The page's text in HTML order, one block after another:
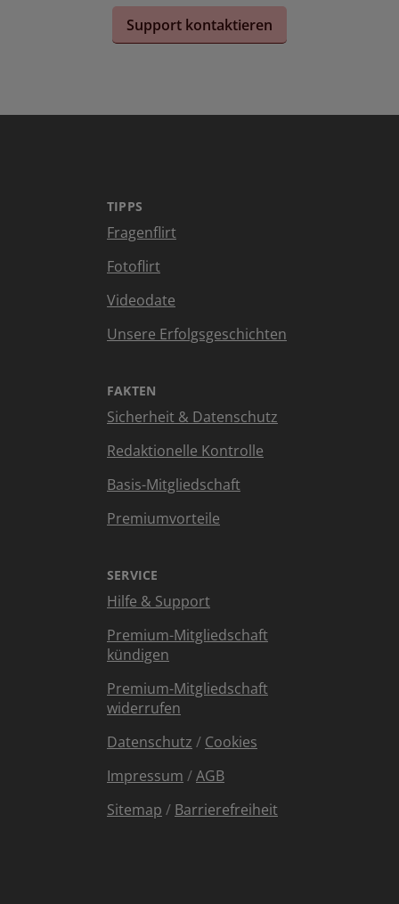
Support kontaktieren
TIPPS
Fragenflirt
Fotoflirt
Videodate
Unsere Erfolgsgeschichten
FAKTEN
Sicherheit & Datenschutz
Redaktionelle Kontrolle
Basis-Mitgliedschaft
Premiumvorteile
SERVICE
Hilfe & Support
Premium-Mitgliedschaft
kündigen
Premium-Mitgliedschaft
widerrufen
Datenschutz / Cookies
Impressum /AGB
Sitemap / Barrierefreiheit